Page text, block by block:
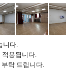
다.
용됩니다.
탁 드립니다.